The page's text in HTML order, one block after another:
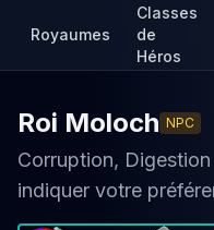
Royaumes
Classes
de
Héros
Roi Moloch NPC
Corruption,
indiquer votre